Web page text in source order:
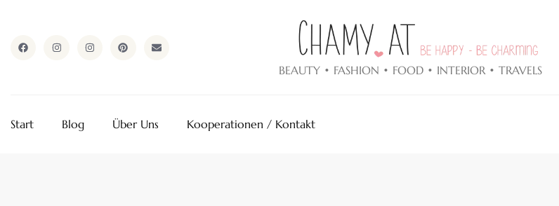
BEAUTY • FASHION • FOOD • INTERIOR • TRAVELS
Start Blog Über Uns Kooperationen / Kontakt